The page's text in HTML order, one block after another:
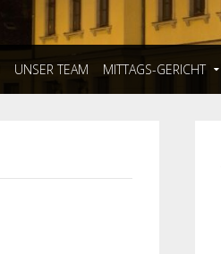
UNSER TEAM MITTAGS-GERICHT